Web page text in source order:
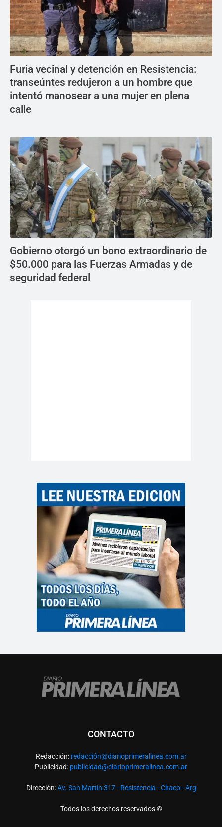
Furia vecinal y detención en Resistencia:
transeúntes redujeron a un hombre que
intentó manosear a una mujer en plena
calle
Gobierno otorgó un bono extraordinario de
$50.000 para las Fuerzas Armadas y de
seguridad federal
CONTACTO
Redacción: redacción@diarioprimeralinea.com.ar
Publicidad: publicidad@diarioprimeralinea.com.ar
Dirección:Av. San Martín 317 - Resistencia - Chaco - Arg
Todos los derechos reservados ©